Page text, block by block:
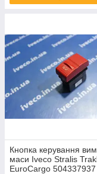
Кнопка керування
маси Iveco Stralis
EuroCargo 504337937